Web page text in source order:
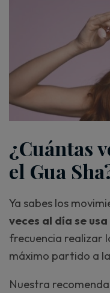
¿Cuántas
el Gua
Ya sabes los
veces al día se usa
frecuencia realizar
máximo partido a
Nuestra